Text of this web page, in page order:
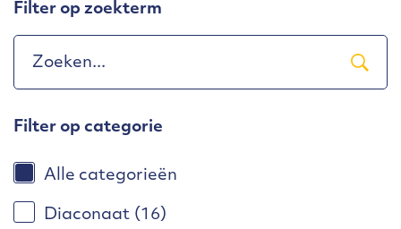
Filter op zoekterm
Filter op categorie
Alle categorieën
Diaconaat (16)